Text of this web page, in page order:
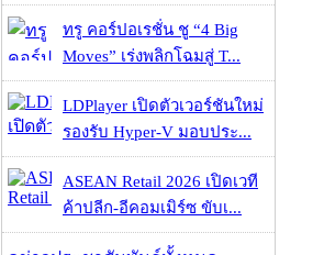
ทรู คอร์ปอเรชั่น ชู “4 Big
Moves” เร่งพลิกโฉมสู่ T...
LDPlayer เปิดตัวเวอร์ชันใหม่
รองรับ Hyper-V มอบประ...
ASEAN Retail 2026 เปิดเวที
ค้าปลีก-อีคอมเมิร์ซ ขับเ...